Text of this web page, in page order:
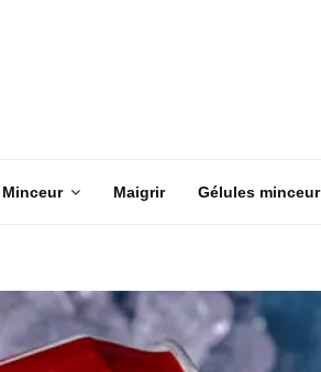
Maigrir Gélules minceur